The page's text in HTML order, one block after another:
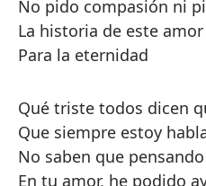
No pido compasión ni
La historia de este
Para la eternidad
Qué triste todos dicen
Que siempre estoy
No saben que
En tu amor, he podido